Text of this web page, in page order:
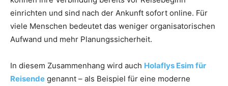
einrichten und sind nach der Ankunft sofort online. Für
viele Menschen bedeutet das weniger organisatorischen
Aufwand und mehr Planungssicherheit.
In diesem Zusammenhang wird auch Holaflys Esim für
Reisende genannt – als Beispiel für eine moderne